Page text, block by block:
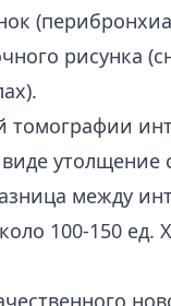
рисунка
виде
между
100-150 ед.